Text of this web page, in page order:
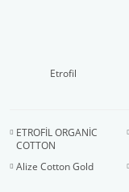
Etrofil
ETROFİL ORGANİC
COTTON
Alize Cotton Gold